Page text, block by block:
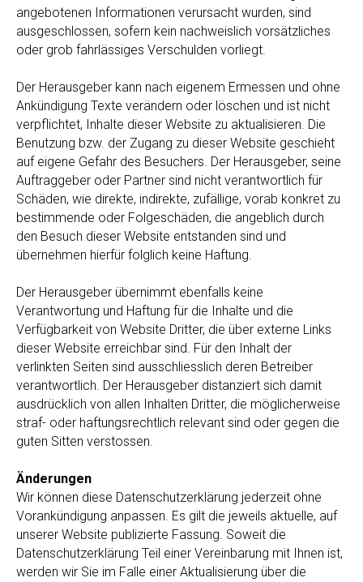
angebotenen Informationen verursacht wurden, sind
ausgeschlossen, sofern kein nachweislich vorsätzliches
oder grob fahrlässiges Verschulden vorliegt.
Der Herausgeber kann nach eigenem Ermessen und ohne
Ankündigung Texte verändern oder löschen und ist nicht
verpflichtet, Inhalte dieser Website zu aktualisieren. Die
Benutzung bzw. der Zugang zu dieser Website geschieht
auf eigene Gefahr des Besuchers. Der Herausgeber, seine
Auftraggeber oder Partner sind nicht verantwortlich für
Schäden, wie direkte, indirekte, zufällige, vorab konkret zu
bestimmende oder Folgeschäden, die angeblich durch
den Besuch dieser Website entstanden sind und
übernehmen hierfür folglich keine Haftung.
Der Herausgeber übernimmt ebenfalls keine
Verantwortung und Haftung für die Inhalte und die
Verfügbarkeit von Website Dritter, die über externe Links
dieser Website erreichbar sind. Für den Inhalt der
verlinkten Seiten sind ausschliesslich deren Betreiber
verantwortlich. Der Herausgeber distanziert sich damit
ausdrücklich von allen Inhalten Dritter, die möglicherweise
straf- oder haftungsrechtlich relevant sind oder gegen die
guten Sitten verstossen.
Änderungen
Wir können diese Datenschutzerklärung jederzeit ohne
Vorankündigung anpassen. Es gilt die jeweils aktuelle, auf
unserer Website publizierte Fassung. Soweit die
Datenschutzerklärung Teil einer Vereinbarung mit Ihnen ist,
werden wir Sie im Falle einer Aktualisierung über die